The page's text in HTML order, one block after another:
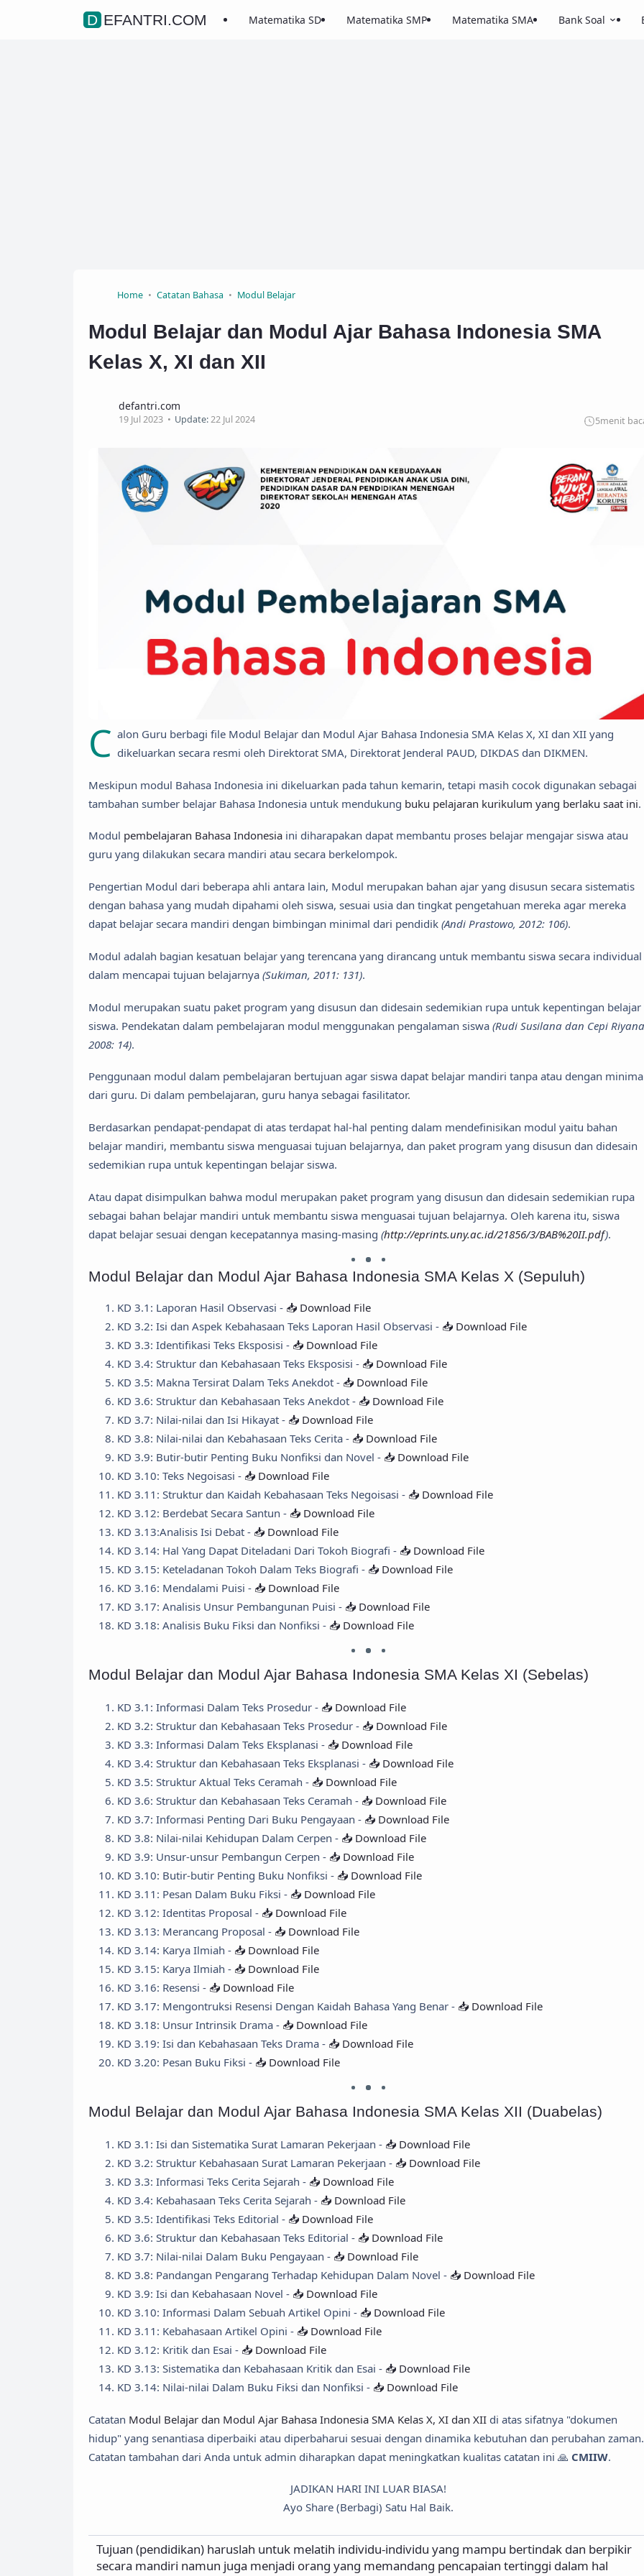
DEFANTRI.COM Matematika SD Matematika SMP Matematika SMA Bank Soal
Home Catatan Bahasa Modul Belajar
Modul Belajar dan Modul Ajar Bahasa Indonesia SMA
Kelas X, XI dan XII
defantri.com
19 Jul 2023 Update:22 Jul 2024 5menit
C alon Guru berbagi file Modul Belajar dan Modul Ajar Bahasa Indonesia SMA Kelas X, XI dan XII yang
dikeluarkan secara resmi oleh Direktorat SMA, Direktorat Jenderal PAUD, DIKDAS dan DIKMEN.
Meskipun modul Bahasa Indonesia ini dikeluarkan pada tahun kemarin, tetapi masih cocok digunakan sebagai
tambahan sumber belajar Bahasa Indonesia untuk mendukung buku pelajaran kurikulum yang berlaku saat ini.
Modul pembelajaran Bahasa Indonesia ini diharapakan dapat membantu proses belajar mengajar siswa atau
guru yang dilakukan secara mandiri atau secara berkelompok.
Pengertian Modul dari beberapa ahli antara lain, Modul merupakan bahan ajar yang disusun secara sistematis
dengan bahasa yang mudah dipahami oleh siswa, sesuai usia dan tingkat pengetahuan mereka agar mereka
dapat belajar secara mandiri dengan bimbingan minimal dari pendidik (Andi Prastowo, 2012: 106).
Modul adalah bagian kesatuan belajar yang terencana yang dirancang untuk membantu siswa secara individual
dalam mencapai tujuan belajarnya (Sukiman, 2011: 131).
Modul merupakan suatu paket program yang disusun dan didesain sedemikian rupa untuk kepentingan belajar
siswa. Pendekatan dalam pembelajaran modul menggunakan pengalaman siswa (Rudi Susilana dan Cepi
2008: 14).
Penggunaan modul dalam pembelajaran bertujuan agar siswa dapat belajar mandiri tanpa atau dengan
dari guru. Di dalam pembelajaran, guru hanya sebagai fasilitator.
Berdasarkan pendapat-pendapat di atas terdapat hal-hal penting dalam mendefinisikan modul yaitu bahan
belajar mandiri, membantu siswa menguasai tujuan belajarnya, dan paket program yang disusun dan didesain
sedemikian rupa untuk kepentingan belajar siswa.
Atau dapat disimpulkan bahwa modul merupakan paket program yang disusun dan didesain sedemikian rupa
sebagai bahan belajar mandiri untuk membantu siswa menguasai tujuan belajarnya. Oleh karena itu, siswa
dapat belajar sesuai dengan kecepatannya masing-masing (http://eprints.uny.ac.id/21856/3/BAB%20II.pdf).
Modul Belajar dan Modul Ajar Bahasa Indonesia SMA Kelas X (Sepuluh)
KD 3.1: Laporan Hasil Observasi - 📥 Download File
KD 3.2: Isi dan Aspek Kebahasaan Teks Laporan Hasil Observasi - 📥 Download File
KD 3.3: Identifikasi Teks Eksposisi - 📥 Download File
KD 3.4: Struktur dan Kebahasaan Teks Eksposisi - 📥 Download File
KD 3.5: Makna Tersirat Dalam Teks Anekdot - 📥 Download File
KD 3.6: Struktur dan Kebahasaan Teks Anekdot - 📥 Download File
KD 3.7: Nilai-nilai dan Isi Hikayat - 📥 Download File
KD 3.8: Nilai-nilai dan Kebahasaan Teks Cerita - 📥 Download File
KD 3.9: Butir-butir Penting Buku Nonfiksi dan Novel - 📥 Download File
KD 3.10: Teks Negoisasi - 📥 Download File
KD 3.11: Struktur dan Kaidah Kebahasaan Teks Negoisasi - 📥 Download File
KD 3.12: Berdebat Secara Santun - 📥 Download File
KD 3.13:Analisis Isi Debat - 📥 Download File
KD 3.14: Hal Yang Dapat Diteladani Dari Tokoh Biografi - 📥 Download File
KD 3.15: Keteladanan Tokoh Dalam Teks Biografi - 📥 Download File
KD 3.16: Mendalami Puisi - 📥 Download File
KD 3.17: Analisis Unsur Pembangunan Puisi - 📥 Download File
KD 3.18: Analisis Buku Fiksi dan Nonfiksi - 📥 Download File
Modul Belajar dan Modul Ajar Bahasa Indonesia SMA Kelas XI (Sebelas)
KD 3.1: Informasi Dalam Teks Prosedur - 📥 Download File
KD 3.2: Struktur dan Kebahasaan Teks Prosedur - 📥 Download File
KD 3.3: Informasi Dalam Teks Eksplanasi - 📥 Download File
KD 3.4: Struktur dan Kebahasaan Teks Eksplanasi - 📥 Download File
KD 3.5: Struktur Aktual Teks Ceramah - 📥 Download File
KD 3.6: Struktur dan Kebahasaan Teks Ceramah - 📥 Download File
KD 3.7: Informasi Penting Dari Buku Pengayaan - 📥 Download File
KD 3.8: Nilai-nilai Kehidupan Dalam Cerpen - 📥 Download File
KD 3.9: Unsur-unsur Pembangun Cerpen - 📥 Download File
KD 3.10: Butir-butir Penting Buku Nonfiksi - 📥 Download File
KD 3.11: Pesan Dalam Buku Fiksi - 📥 Download File
KD 3.12: Identitas Proposal - 📥 Download File
KD 3.13: Merancang Proposal - 📥 Download File
KD 3.14: Karya Ilmiah - 📥 Download File
KD 3.15: Karya Ilmiah - 📥 Download File
KD 3.16: Resensi - 📥 Download File
KD 3.17: Mengontruksi Resensi Dengan Kaidah Bahasa Yang Benar - 📥 Download File
KD 3.18: Unsur Intrinsik Drama - 📥 Download File
KD 3.19: Isi dan Kebahasaan Teks Drama - 📥 Download File
KD 3.20: Pesan Buku Fiksi - 📥 Download File
Modul Belajar dan Modul Ajar Bahasa Indonesia SMA Kelas XII (Duabelas)
KD 3.1: Isi dan Sistematika Surat Lamaran Pekerjaan - 📥 Download File
KD 3.2: Struktur Kebahasaan Surat Lamaran Pekerjaan - 📥 Download File
KD 3.3: Informasi Teks Cerita Sejarah - 📥 Download File
KD 3.4: Kebahasaan Teks Cerita Sejarah - 📥 Download File
KD 3.5: Identifikasi Teks Editorial - 📥 Download File
KD 3.6: Struktur dan Kebahasaan Teks Editorial - 📥 Download File
KD 3.7: Nilai-nilai Dalam Buku Pengayaan - 📥 Download File
KD 3.8: Pandangan Pengarang Terhadap Kehidupan Dalam Novel - 📥 Download File
KD 3.9: Isi dan Kebahasaan Novel - 📥 Download File
KD 3.10: Informasi Dalam Sebuah Artikel Opini - 📥 Download File
KD 3.11: Kebahasaan Artikel Opini - 📥 Download File
KD 3.12: Kritik dan Esai - 📥 Download File
KD 3.13: Sistematika dan Kebahasaan Kritik dan Esai - 📥 Download File
KD 3.14: Nilai-nilai Dalam Buku Fiksi dan Nonfiksi - 📥 Download File
Catatan Modul Belajar dan Modul Ajar Bahasa Indonesia SMA Kelas X, XI dan XII di atas sifatnya "dokumen
hidup" yang senantiasa diperbaiki atau diperbaharui sesuai dengan dinamika kebutuhan dan perubahan zaman.
Catatan tambahan dari Anda untuk admin diharapkan dapat meningkatkan kualitas catatan ini 🙏 CMIIW.
JADIKAN HARI INI LUAR BIASA!
Ayo Share (Berbagi) Satu Hal Baik.
Tujuan (pendidikan) haruslah untuk melatih individu-individu yang mampu bertindak dan berpikir
secara mandiri namun juga menjadi orang yang memandang pencapaian tertinggi dalam hal